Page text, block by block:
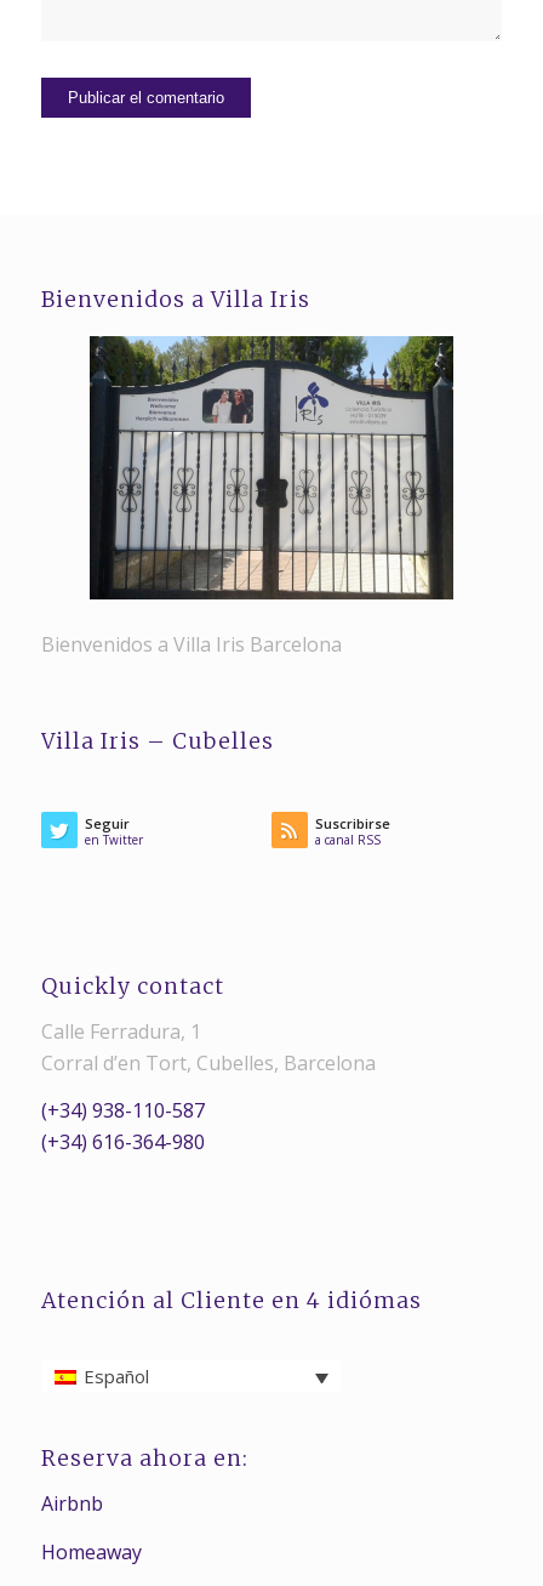
Bienvenidos a Villa Iris
Bienvenidos a Villa Iris Barcelona
Villa Iris – Cubelles
Seguir
en Twitter
Suscribirse
a canal RSS
Quickly contact
Calle Ferradura, 1
Corral d’en Tort, Cubelles, Barcelona
(+34) 938-110-587
(+34) 616-364-980
Atención al Cliente en 4 idiómas
Español
Reserva ahora en:
Airbnb
Homeaway